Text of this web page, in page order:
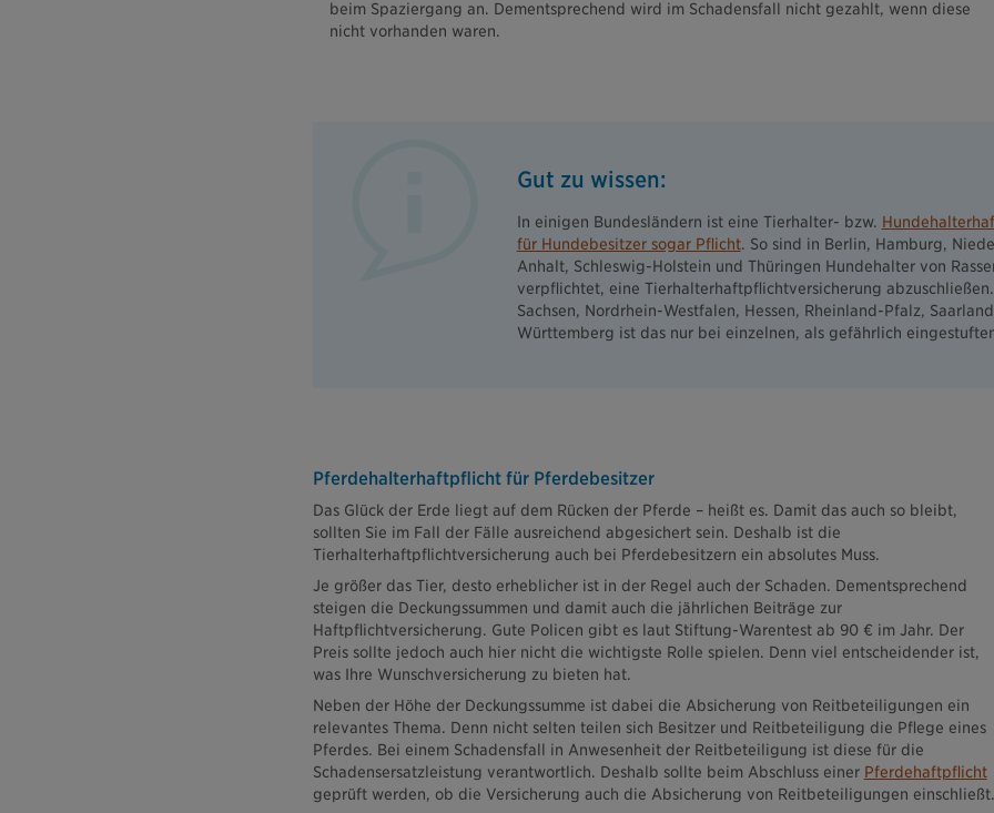
beim Spaziergang an. Dementsprechend wird im Schadensfall nicht gezahlt, wenn diese
nicht vorhanden waren.
Gut zu wissen:
In einigen Bundesländern ist eine Tierhalter- bzw.
für Hundebesitzer sogar Pflicht. So sind in Berlin, Hamburg,
Anhalt, Schleswig-Holstein und Thüringen Hundehalter von
verpflichtet, eine Tierhalterhaftpflichtversicherung
Sachsen, Nordrhein-Westfalen, Hessen, Rheinland-Pfalz,
Württemberg ist das nur bei einzelnen, als gefährlich
Pferdehalterhaftpflicht für Pferdebesitzer
Das Glück der Erde liegt auf dem Rücken der Pferde – heißt es. Damit das auch so bleibt,
sollten Sie im Fall der Fälle ausreichend abgesichert sein. Deshalb ist die
Tierhalterhaftpflichtversicherung auch bei Pferdebesitzern ein absolutes Muss.
Je größer das Tier, desto erheblicher ist in der Regel auch der Schaden. Dementsprechend
steigen die Deckungssummen und damit auch die jährlichen Beiträge zur
Haftpflichtversicherung. Gute Policen gibt es laut Stiftung-Warentest ab 90 € im Jahr. Der
Preis sollte jedoch auch hier nicht die wichtigste Rolle spielen. Denn viel entscheidender ist,
was Ihre Wunschversicherung zu bieten hat.
Neben der Höhe der Deckungssumme ist dabei die Absicherung von Reitbeteiligungen ein
relevantes Thema. Denn nicht selten teilen sich Besitzer und Reitbeteiligung die Pflege eines
Pferdes. Bei einem Schadensfall in Anwesenheit der Reitbeteiligung ist diese für die
Schadensersatzleistung verantwortlich. Deshalb sollte beim Abschluss einer Pferdehaftpflicht
geprüft werden, ob die Versicherung auch die Absicherung von Reitbeteiligungen einschließt.